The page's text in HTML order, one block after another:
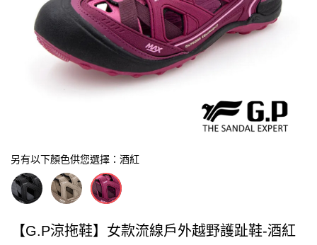
另有以下顏色供您選擇：酒紅
【G.P涼拖鞋】女款流線戶外越野護趾鞋-酒紅